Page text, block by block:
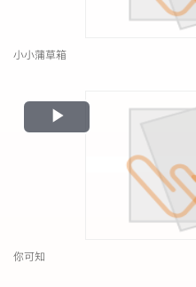
小小蒲草箱
Play
Video
你可知